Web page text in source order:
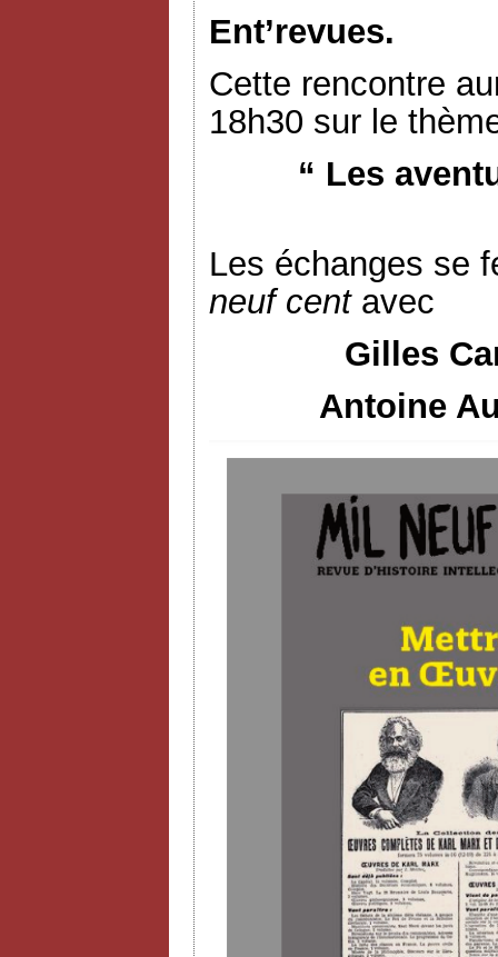
Ent’revues.
Cette rencontre
18h30 sur le
“ Les
Les échanges se
neuf centavec
Gilles
Antoine